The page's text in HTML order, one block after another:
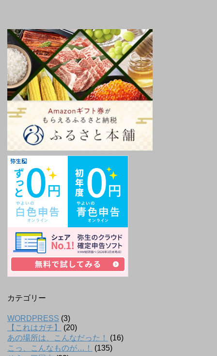
カテゴリー
WORDPRESS (3)
【これはガチ】
(20)
あの場所は、こんなだった！
(16)
こっ、こんなものが…！
(135)